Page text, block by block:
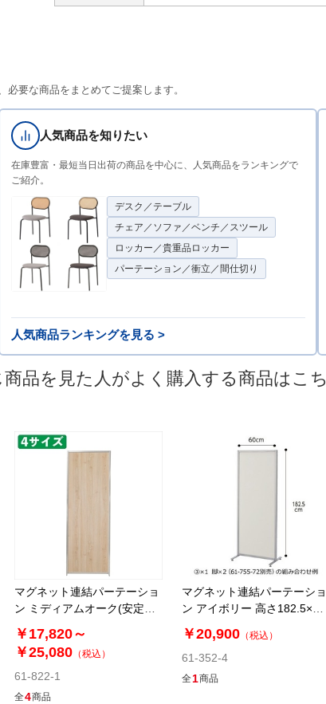
必要な商品をまとめてご提案します。
人気商品を知りたい
在庫豊富・最短当日出荷の商品を中心に、人気商品をランキングで
ご紹介。
デスク／テーブル
チェア／ソファ／ベンチ／スツール
ロッカー／貴重品ロッカー
パーテーション／衝立／間仕切り
人気商品ランキングを見る >
商品を見た人がよく購入する商品はこ
マグネット連結パーテーショ
ン ミディアムオーク(安定脚
別売)
￥17,820～
￥25,080 （税込）
61-822-1
全4商品
マグネット連結パーテーショ
ン アイボリー 高さ182.5×幅
90cm
￥20,900 （税込）
61-352-4
全1商品